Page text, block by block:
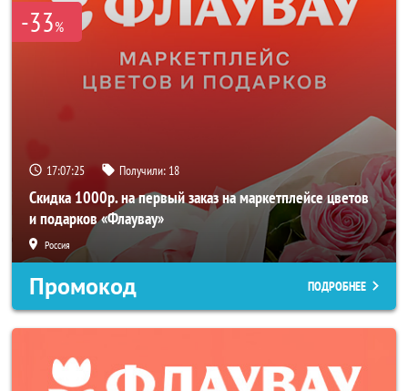
-33%
17:07:24 Получили: 18
Скидка 1000р. на первый заказ на маркетплейсе цветов
и подарков «Флаувау»
Россия
Промокод ПОДРОБНЕЕ